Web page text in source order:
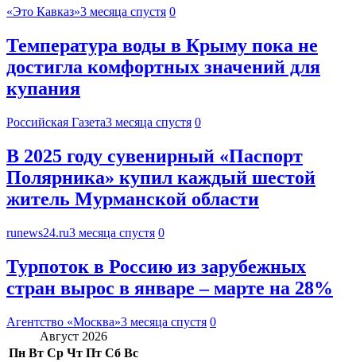
«Это Кавказ»3 месяца спустя 0
Температура воды в Крыму пока не
достигла комфортных значений для
купания
Российская Газета3 месяца спустя 0
В 2025 году сувенирный «Паспорт
Полярника» купил каждый шестой
житель Мурманской области
runews24.ru3 месяца спустя 0
Турпоток в Россию из зарубежных
стран вырос в январе – марте на 28%
Агентство «Москва»3 месяца спустя 0
Август 2026
Пн Вт Ср Чт Пт Сб Вс